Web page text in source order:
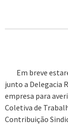
Em breve
junto a Delegacia
empresa para
Coletiva de
Contribuição